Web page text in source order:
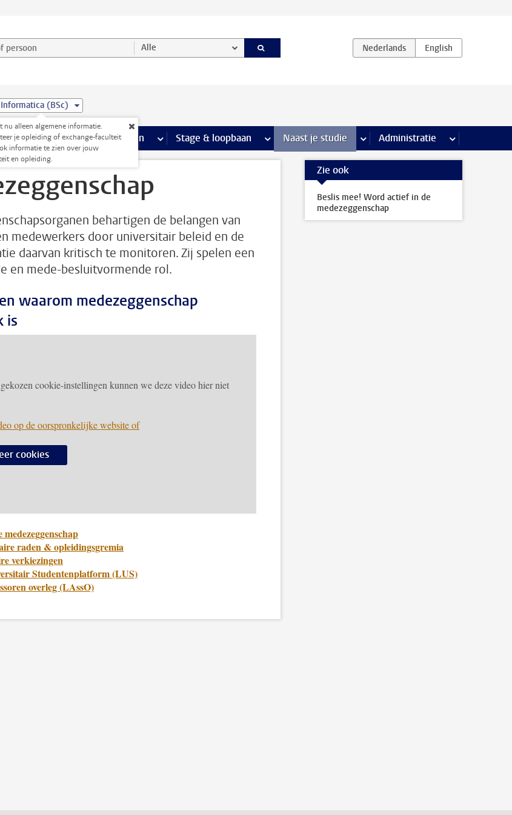
en selecteer categorie Alle
Informatica (BSc)
nu alleen algemene informatie.
je opleiding of exchange-faculteit
informatie te zien over jouw
en opleiding.
pagina’s
meer Faciliteiten pagina’s
Extra studieactiviteiten meer Extra studieactiviteiten pagina’s
Stage & loopbaan meer Stage & loopbaan pagina’s
Naast je studie meer Naast je studie pagina’s
Administratie meer
behartigen de belangen van
medewerkers door universitair beleid en de
daarvan kritisch te monitoren. Zij spelen een
en mede-besluitvormende rol.
waarom medezeggenschap
is
cookie-instellingen kunnen we deze video hier niet
op de oorspronkelijke website of
cookies
raden & opleidingsgremia
verkiezingen
Studentenplatform (LUS)
overleg (LAssO)
Zie ook
Beslis mee! Word actief in de
medezeggenschap